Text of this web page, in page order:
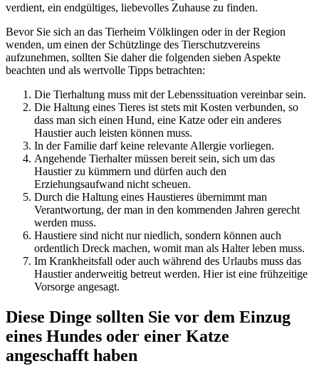
verdient, ein endgültiges, liebevolles Zuhause zu finden.
Bevor Sie sich an das Tierheim Völklingen oder in der Region
wenden, um einen der Schützlinge des Tierschutzvereins
aufzunehmen, sollten Sie daher die folgenden sieben Aspekte
beachten und als wertvolle Tipps betrachten:
Die Tierhaltung muss mit der Lebenssituation vereinbar sein.
Die Haltung eines Tieres ist stets mit Kosten verbunden, so
dass man sich einen Hund, eine Katze oder ein anderes
Haustier auch leisten können muss.
In der Familie darf keine relevante Allergie vorliegen.
Angehende Tierhalter müssen bereit sein, sich um das
Haustier zu kümmern und dürfen auch den
Erziehungsaufwand nicht scheuen.
Durch die Haltung eines Haustieres übernimmt man
Verantwortung, der man in den kommenden Jahren gerecht
werden muss.
Haustiere sind nicht nur niedlich, sondern können auch
ordentlich Dreck machen, womit man als Halter leben muss.
Im Krankheitsfall oder auch während des Urlaubs muss das
Haustier anderweitig betreut werden. Hier ist eine frühzeitige
Vorsorge angesagt.
Diese Dinge sollten Sie vor dem Einzug
eines Hundes oder einer Katze
angeschafft haben